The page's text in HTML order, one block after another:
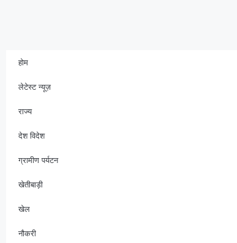
होम
लेटेस्ट न्यूज़
राज्य
देश विदेश
ग्रामीण पर्यटन
खेतीबाड़ी
खेल
नौकरी